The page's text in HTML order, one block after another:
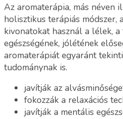
Az aromaterápia, más néven
holisztikus terápiás módszer,
kivonatokat használ a lélek, a
egészségének, jólétének
aromaterápiát egyaránt
tudománynak is.
javítják az
fokozzák a relaxációs
javítják a mentális